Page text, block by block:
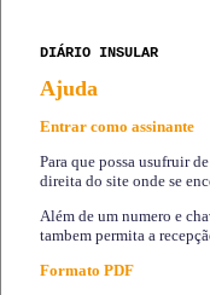
DIÁRIO INSULAR
Ajuda
Entrar como assinante
Para que possa usufruir
direita do site onde se
Além de um numero e
tambem permita a
Formato PDF